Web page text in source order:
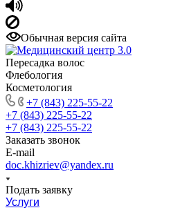
Обычная версия сайта
Пересадка волос
Флебология
Косметология
+7 (843) 225-55-22
+7 (843) 225-55-22
+7 (843) 225-55-22
Заказать звонок
E-mail
doc.khizriev@yandex.ru
Подать заявку
Услуги